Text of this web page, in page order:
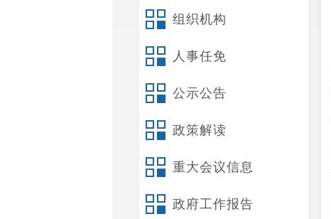
组织机构
人事任免
公示公告
政策解读
重大会议信息
政府工作报告